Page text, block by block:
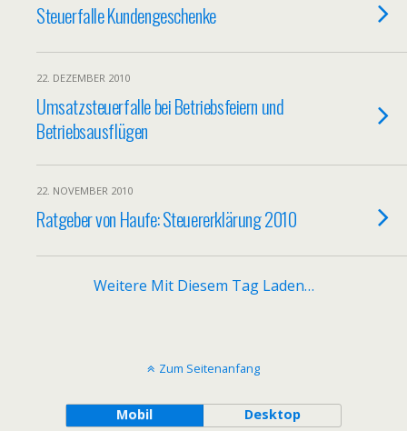
Steuerfalle Kundengeschenke
22. DEZEMBER 2010
Umsatzsteuerfalle bei Betriebsfeiern und
Betriebsausflügen
22. NOVEMBER 2010
Ratgeber von Haufe: Steuererklärung 2010
Weitere Mit Diesem Tag Laden…
Zum Seitenanfang
Mobil Desktop